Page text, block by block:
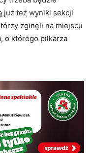
już też wyniki sekcji
zginęli na miejscu
o którego piłkarza